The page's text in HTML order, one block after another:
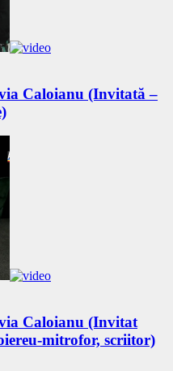
Caloianu (Invitată –
Caloianu (Invitat
mitrofor, scriitor)